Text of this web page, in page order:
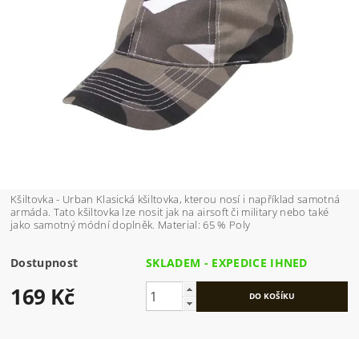
Kšiltovka - Urban Klasická kšiltovka, kterou nosí i například samotná
armáda. Tato kšiltovka lze nosit jak na airsoft či military nebo také
jako samotný módní doplněk. Material: 65 % Poly
Dostupnost SKLADEM - EXPEDICE IHNED
169 Kč